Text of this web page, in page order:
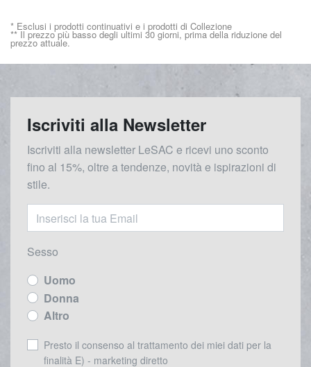
* Esclusi i prodotti continuativi e i prodotti di Collezione
** Il prezzo più basso degli ultimi 30 giorni, prima della riduzione del
prezzo attuale.
Iscriviti alla Newsletter
Iscriviti alla newsletter LeSAC e ricevi uno sconto
fino al 15%, oltre a tendenze, novità e ispirazioni di
stile.
Sesso
Uomo
Donna
Altro
Presto il consenso al trattamento dei miei dati per la
finalità E) - marketing diretto